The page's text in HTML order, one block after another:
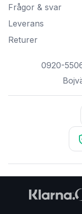
Frågor & svar
Leverans
Returer
0920-